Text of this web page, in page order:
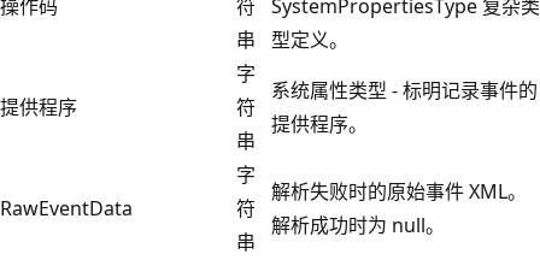
操作码
符
串
SystemPropertiesType 复杂类
型定义。
提供程序
字
符
串
系统属性类型 - 标明记录事件的
提供程序。
RawEventData
字
符
串
解析失败时的原始事件 XML。
解析成功时为 null。